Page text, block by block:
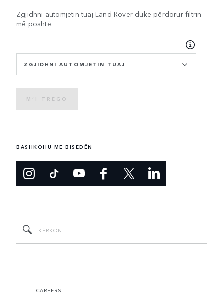
Zgjidhni automjetin tuaj Land Rover duke përdorur filtrin
më poshtë.
ZGJIDHNI AUTOMJETIN TUAJ
M’I TREGO
BASHKOHU ME BISEDËN
CAREERS